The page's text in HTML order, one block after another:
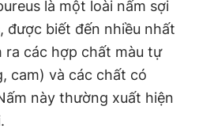
là một loài nấm sợi
được biết đến nhiều nhất
ra các hợp chất màu tự
cam) và các chất có
này thường xuất hiện